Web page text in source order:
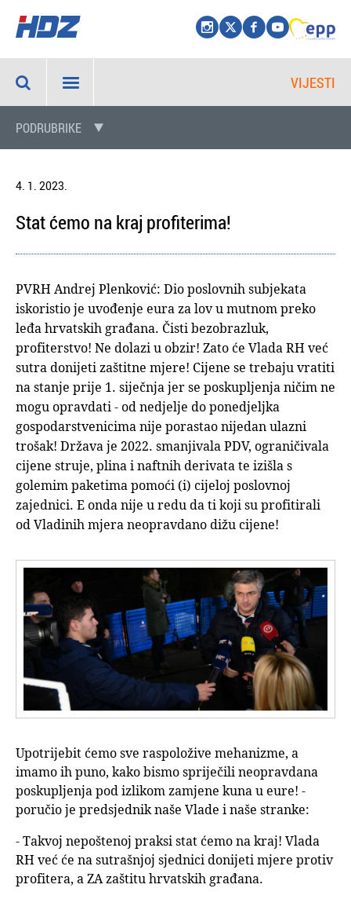
VIJESTI
PODRUBRIKE
4. 1. 2023.
Stat ćemo na kraj profiterima!
PVRH Andrej Plenković: Dio poslovnih subjekata
iskoristio je uvođenje eura za lov u mutnom preko
leđa hrvatskih građana. Čisti bezobrazluk,
profiterstvo! Ne dolazi u obzir! Zato će Vlada RH već
sutra donijeti zaštitne mjere! Cijene se trebaju vratiti
na stanje prije 1. siječnja jer se poskupljenja ničim ne
mogu opravdati - od nedjelje do ponedjeljka
gospodarstvenicima nije porastao nijedan ulazni
trošak! Država je 2022. smanjivala PDV, ograničivala
cijene struje, plina i naftnih derivata te izišla s
golemim paketima pomoći (i) cijeloj poslovnoj
zajednici. E onda nije u redu da ti koji su profitirali
od Vladinih mjera neopravdano dižu cijene!
Upotrijebit ćemo sve raspoložive mehanizme, a
imamo ih puno, kako bismo spriječili neopravdana
poskupljenja pod izlikom zamjene kuna u eure! -
poručio je predsjednik naše Vlade i naše stranke:
- Takvoj nepoštenoj praksi stat ćemo na kraj! Vlada
RH već će na sutrašnjoj sjednici donijeti mjere protiv
profitera, a ZA zaštitu hrvatskih građana.